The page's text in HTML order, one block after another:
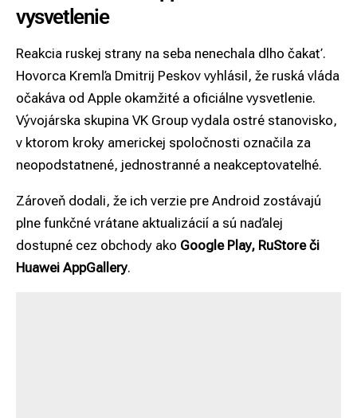
vysvetlenie
Reakcia ruskej strany na seba nenechala dlho čakať.
Hovorca Kremľa Dmitrij Peskov vyhlásil, že ruská vláda
očakáva od Apple okamžité a oficiálne vysvetlenie.
Vývojárska skupina VK Group vydala ostré stanovisko,
v ktorom kroky americkej spoločnosti označila za
neopodstatnené, jednostranné a neakceptovateľné.
Zároveň dodali, že ich verzie pre Android zostávajú
plne funkčné vrátane aktualizácií a sú naďalej
dostupné cez obchody ako Google Play, RuStore či
Huawei AppGallery.